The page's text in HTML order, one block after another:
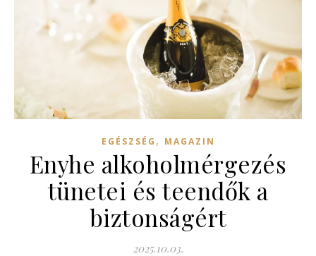
EGÉSZSÉG , MAGAZIN
Enyhe alkoholmérgezés
tünetei és teendők a
biztonságért
2025.10.03.